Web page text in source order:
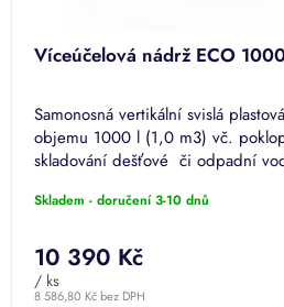
Víceúčelová nádrž ECO
Samonosná vertikální svislá
objemu 1000 l (1,0 m3) vč.
skladování dešťové či odpadní
Skladem - doručení 3-10 dnů
8 586,80 Kč bez DPH
10 390 Kč
/ ks